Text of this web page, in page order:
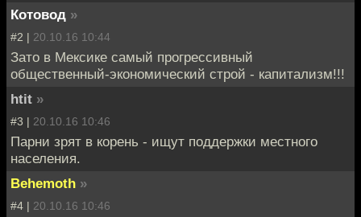
Котовод »
#2 | 20.10.16 10:44
Зато в Мексике самый прогрессивный
общественный-экономический строй - капитализм!!!
htit »
#3 | 20.10.16 10:46
Парни зрят в корень - ищут поддержки местного
населения.
Behemoth »
#4 | 20.10.16 10:46